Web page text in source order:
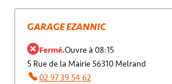
GARAGE EZANNIC
Fermé.Ouvre à 08:15
5 Rue de la Mairie 56310 Melrand
02 97 39 54 62